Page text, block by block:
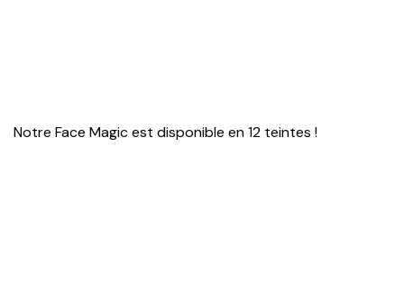
Notre Face Magic est disponible en 12 teintes !